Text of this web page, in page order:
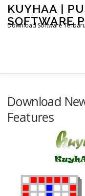
Skip
content
KUYHAA |
SOFTWARE
Download Software
OTHER PAGES
Download
Features